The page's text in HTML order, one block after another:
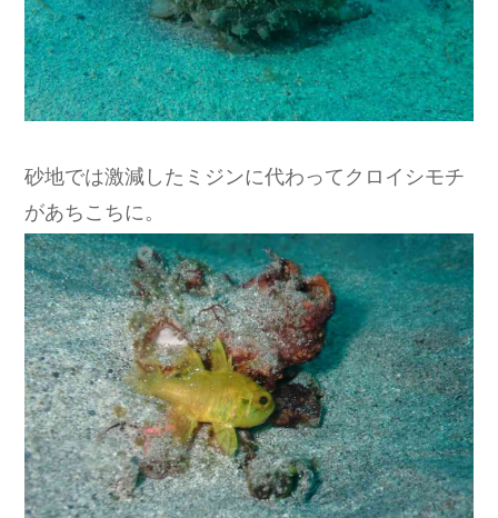
砂地では激減したミジンに代わってクロイシモチ
があちこちに。